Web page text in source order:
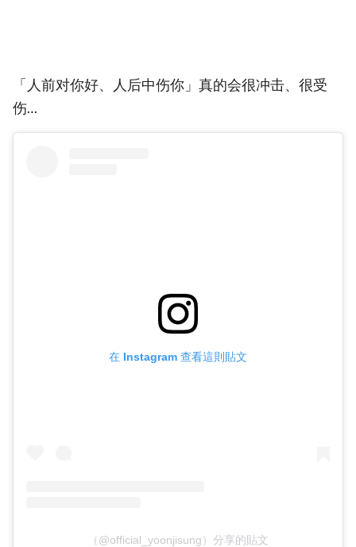
「人前对你好、人后中伤你」真的会很冲击、很受
伤…
在 Instagram 查看這則貼文
（@official_yoonjisung）分享的貼文